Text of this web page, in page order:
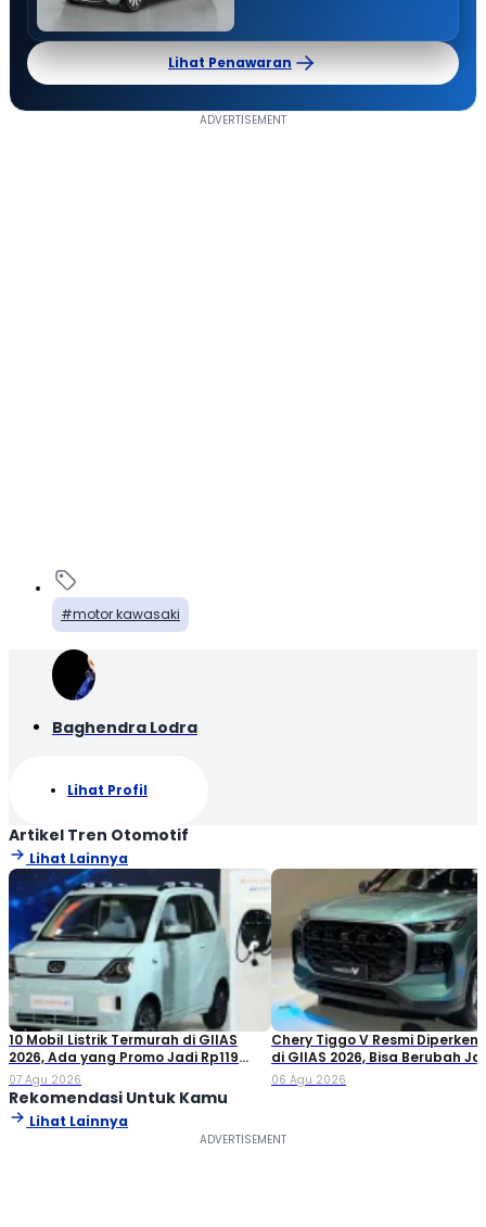
Lihat Penawaran
motor kawasaki
Baghendra Lodra
Lihat Profil
Artikel Tren Otomotif
Lihat Lainnya
10 Mobil Listrik Termurah di GIIAS
2026, Ada yang Promo Jadi Rp119
Jutaan!
07 Agu 2026
Chery Tiggo V Resmi
di GIIAS 2026, Bisa Berubah
Double Cabin
06 Agu 2026
Rekomendasi Untuk Kamu
Lihat Lainnya